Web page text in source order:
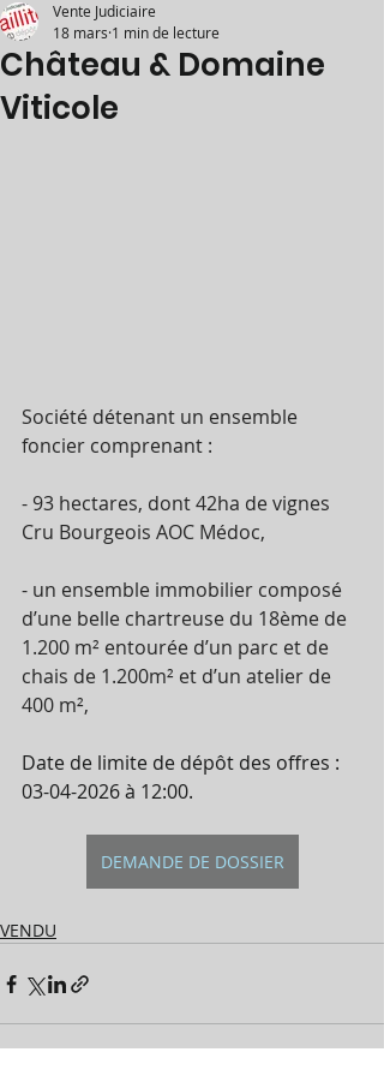
Château & Domaine
Viticole
Vente Judiciaire
18 mars 1 min de lecture
Société détenant un ensemble
foncier comprenant :
- 93 hectares, dont 42ha de vignes
Cru Bourgeois AOC Médoc,
- un ensemble immobilier composé
d’une belle chartreuse du 18ème de
1.200 m² entourée d’un parc et de
chais de 1.200m² et d’un atelier de
400 m²,
Date de limite de dépôt des offres :
03-04-2026 à 12:00.
DEMANDE DE DOSSIER
VENDU